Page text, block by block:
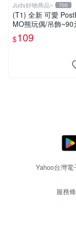
Judy好物商品~ 700
(T1) 全新 可愛
MO熊玩偶/吊飾~90
$109
Yahoo台灣
服務